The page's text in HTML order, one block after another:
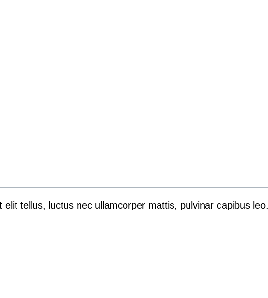
tellus, luctus nec ullamcorper mattis, pulvinar dapibus leo.